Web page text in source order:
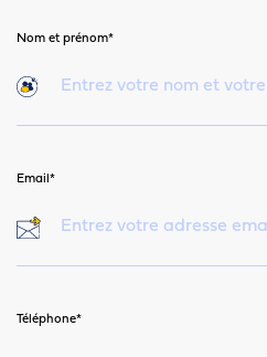
Nom et prénom*
Email*
Téléphone*